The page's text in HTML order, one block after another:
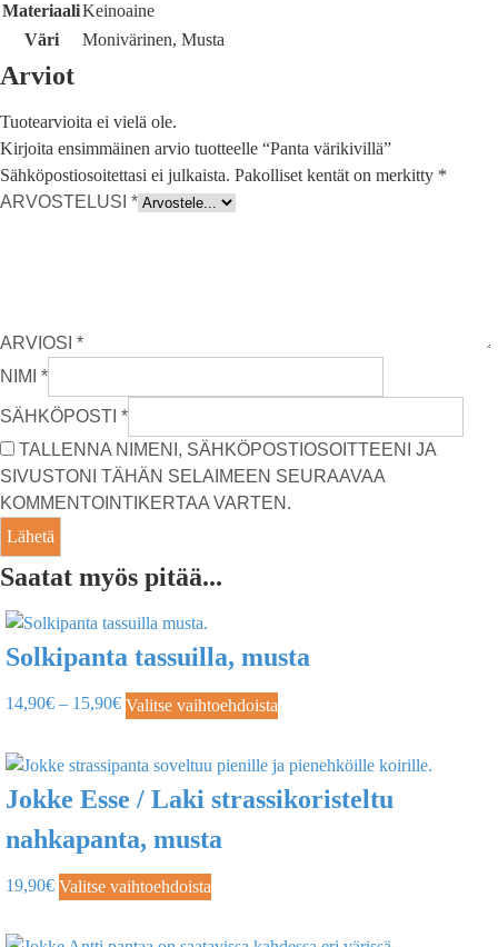
MateriaaliKeinoaine
Väri
Monivärinen, Musta
Arviot
Tuotearvioita ei vielä ole.
Kirjoita ensimmäinen arvio tuotteelle “Panta värikivillä”
Sähköpostiosoitettasi ei julkaista. Pakolliset kentät on merkitty *
ARVOSTELUSI *
ARVIOSI *
NIMI *
SÄHKÖPOSTI *
TALLENNA NIMENI, SÄHKÖPOSTIOSOITTEENI JA
SIVUSTONI TÄHÄN SELAIMEEN SEURAAVAA
KOMMENTOINTIKERTAA VARTEN.
Saatat myös pitää...
Solkipanta tassuilla, musta
14,90€ – 15,90€ Valitse vaihtoehdoista
Jokke Esse / Laki strassikoristeltu
nahkapanta, musta
19,90€ Valitse vaihtoehdoista